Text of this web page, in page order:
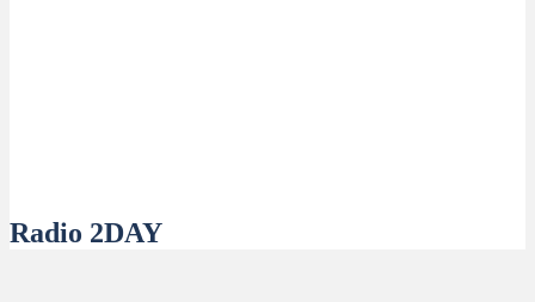
Radio 2DAY